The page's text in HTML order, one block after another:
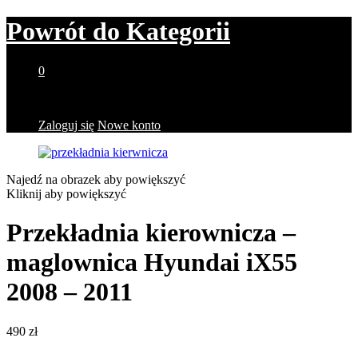
Powrót do Kategorii
0
Zaloguj się Nowe konto
Najedź na obrazek aby powiększyć
Kliknij aby powiększyć
Przekładnia kierownicza –
maglownica Hyundai iX55
2008 – 2011
490 zł